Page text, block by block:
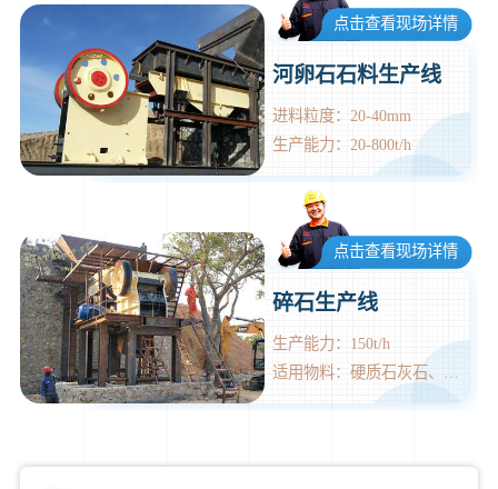
点击查看现场详情
河卵石石料生产线
进料粒度：20-40mm
生产能力：20-800t/h
点击查看现场详情
碎石生产线
生产能力：150t/h